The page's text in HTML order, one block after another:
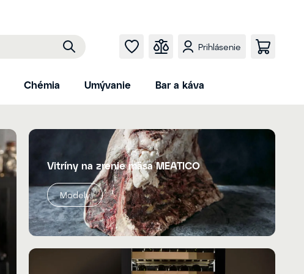
Prihlásenie
Chémia Umývanie Bar a káva
Vitríny na zrenie mäsa MEATICO
Modely